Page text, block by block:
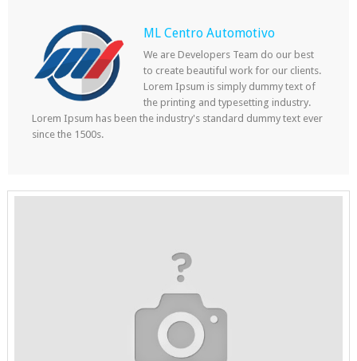
ML Centro Automotivo
We are Developers Team do our best
to create beautiful work for our clients.
Lorem Ipsum is simply dummy text of
the printing and typesetting industry.
Lorem Ipsum has been the industry's standard dummy text ever
since the 1500s.